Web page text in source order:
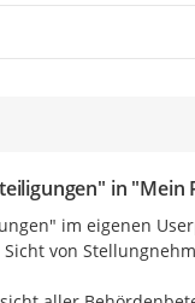
in "Mein
im eigenen
von